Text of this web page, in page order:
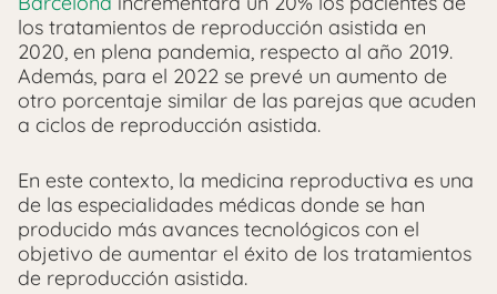
los tratamientos de reproducción asistida en
2020, en plena pandemia, respecto al año 2019.
Además, para el 2022 se prevé un aumento de
otro porcentaje similar de las parejas que acuden
a ciclos de reproducción asistida.
En este contexto, la medicina reproductiva es una
de las especialidades médicas donde se han
producido más avances tecnológicos con el
objetivo de aumentar el éxito de los tratamientos
de reproducción asistida.